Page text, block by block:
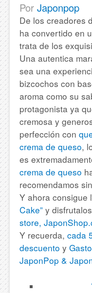
Por Japonpop
De los creadores
ha convertido en
trata de los
Una autentica
sea una
bizcochos con
aroma como su
protagonista ya
cremosa y
perfección con
crema de queso,
es
crema de queso
recomendamos
Y ahora consigue
Cake” y
store,
Y recuerda, cada
descuento y
JaponPop &